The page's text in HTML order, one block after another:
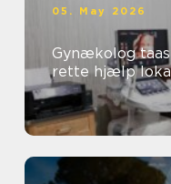
05. May 2026
Gynækolog taastrup sådan
rette hjælp